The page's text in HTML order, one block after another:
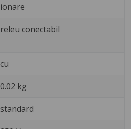
ionare
releu conectabil
cu
0.02 kg
standard